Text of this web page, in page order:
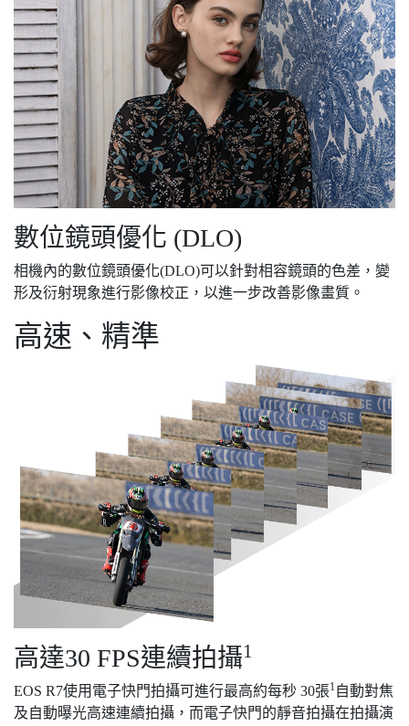
數位鏡頭優化 (DLO)
相機內的數位鏡頭優化(DLO)可以針對相容鏡頭的色差，變
形及衍射現象進行影像校正，以進一步改善影像畫質。
高速、精準
高達30 FPS連續拍攝1
EOS R7使用電子快門拍攝可進行最高約每秒 30張1 自動對焦
及自動曝光高速連續拍攝，而電子快門的靜音拍攝在拍攝演